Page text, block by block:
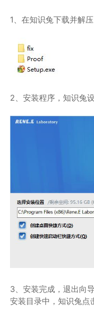
1、在知识兔下载并解
2、安装程序，知识兔
3、安装完成，退出向
安装目录中，知识兔点